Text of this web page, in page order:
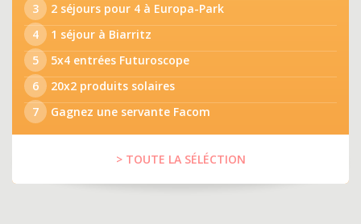
3
2 séjours pour 4 à Europa-Park
4
1 séjour à Biarritz
5
5x4 entrées Futuroscope
6
20x2 produits solaires
7
Gagnez une servante Facom
> TOUTE LA SÉLÉCTION